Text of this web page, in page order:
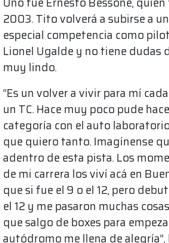
2003. Tito volverá a subirse a
especial competencia como
Lionel Ugalde y no tiene dudas
muy lindo.
“Es un volver a vivir para mí
un TC. Hace muy poco pude
categoría con el auto
que quiero tanto. Imagínense
adentro de esta pista. Los
de mi carrera los viví acá en
que si fue el 9 o el 12, pero
el 12 y me pasaron muchas
que salgo de boxes para
autódromo me llena de